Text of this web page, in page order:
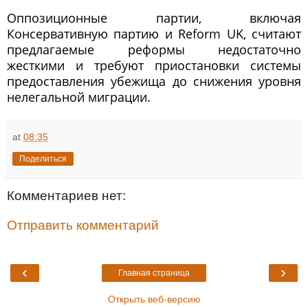
Оппозиционные партии, включая
Консервативную партию и Reform UK, считают
предлагаемые реформы недостаточно
жесткими и требуют приостановки системы
предоставления убежища до снижения уровня
нелегальной миграции.
at 08:35
Поделиться
Комментариев нет:
Отправить комментарий
‹ ›
Главная страница
Открыть веб-версию